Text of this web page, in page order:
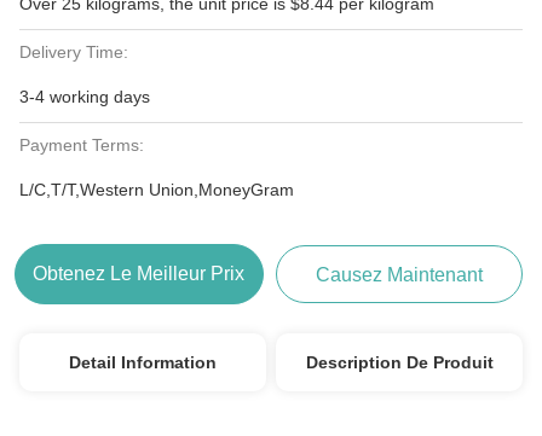
Delivery Time:
3-4 working days
Payment Terms:
L/C,T/T,Western Union,MoneyGram
Obtenez Le Meilleur Prix Causez Maintenant
Detail Information Description De Produit